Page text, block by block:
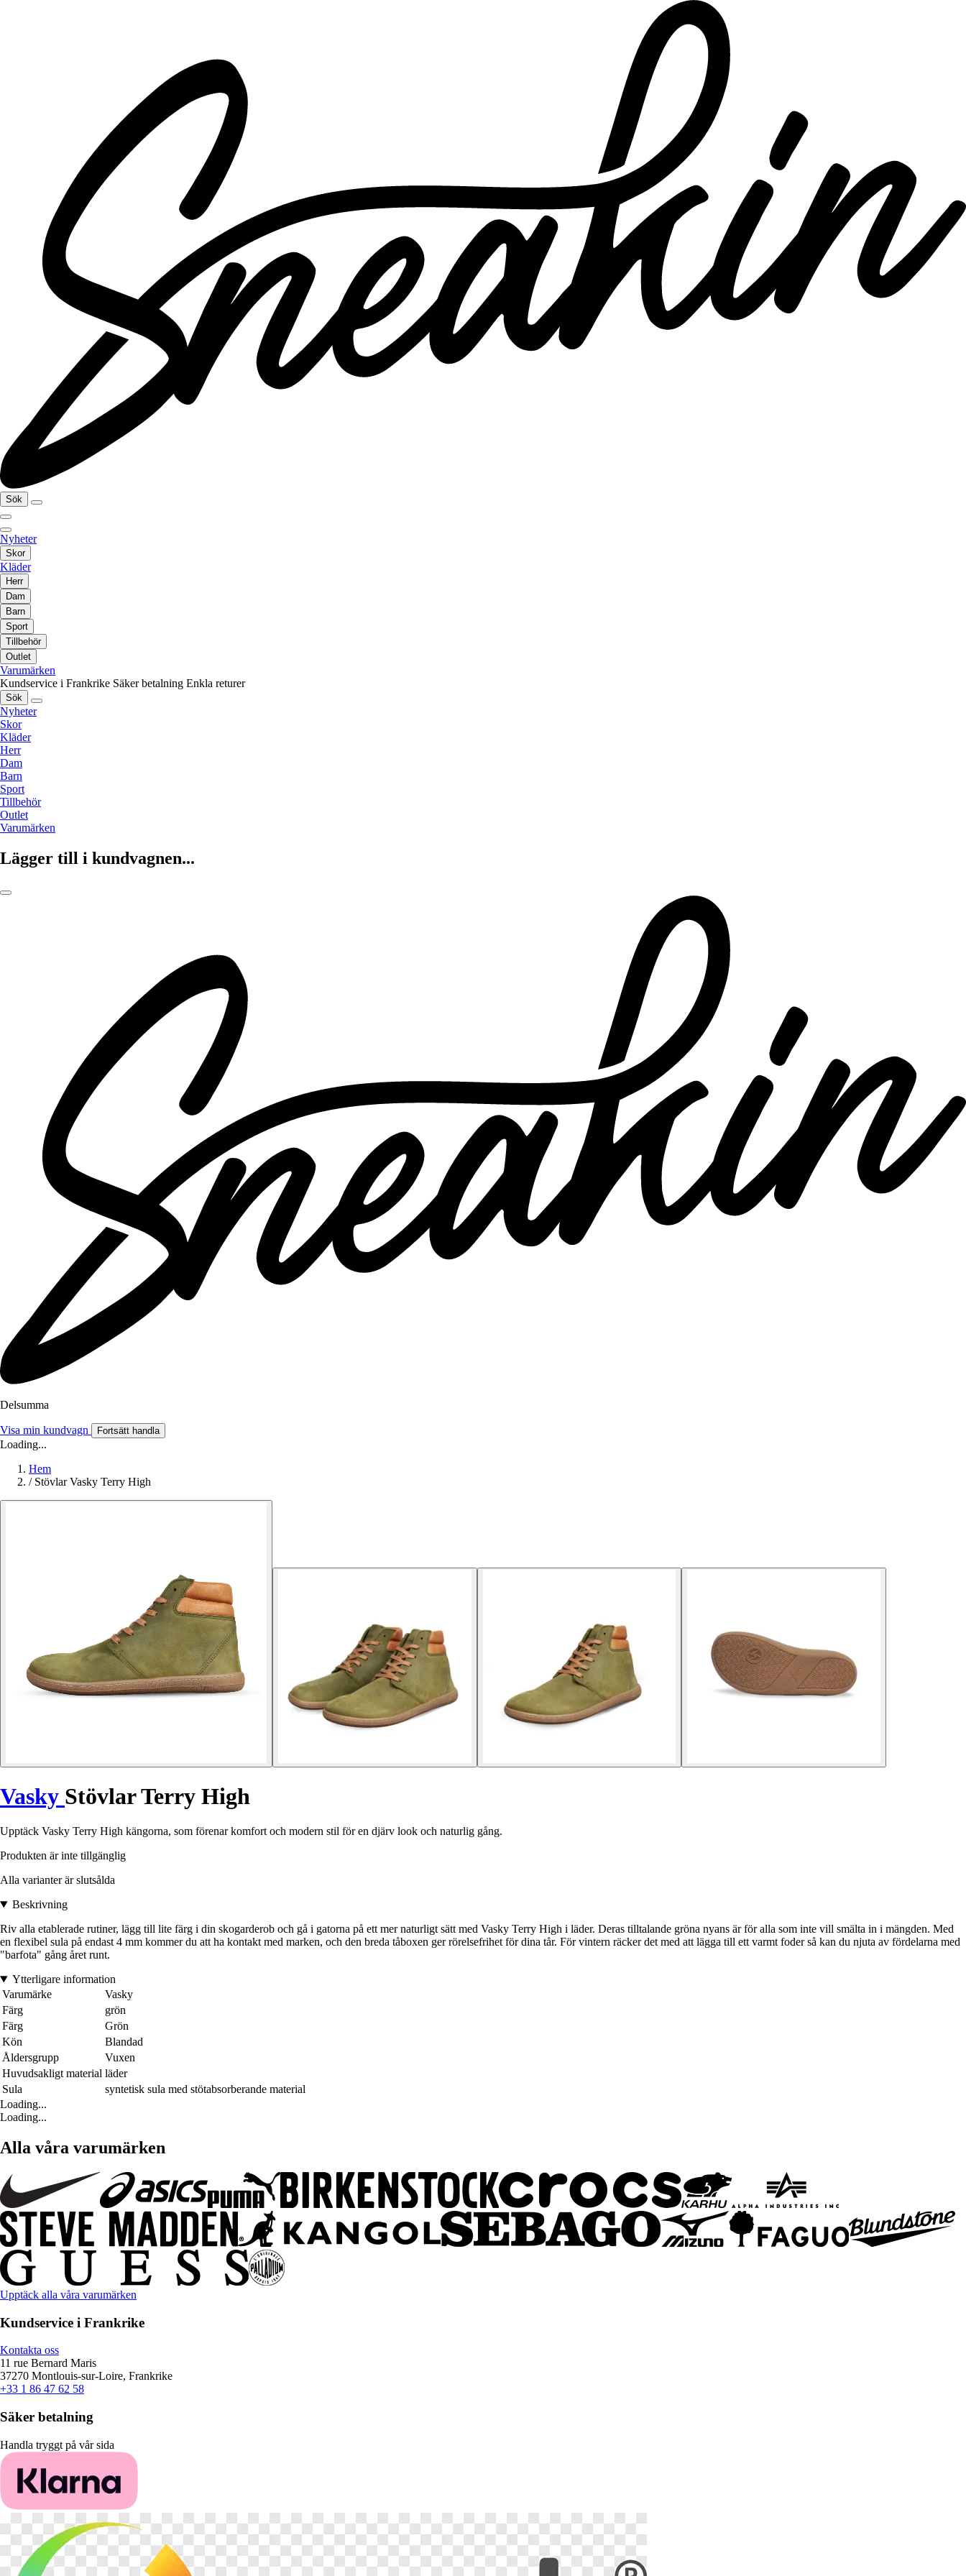
Sök
Nyheter
Skor
Kläder
Herr
Dam
Barn
Sport
Tillbehör
Outlet
Varumärken
Kundservice i Frankrike Säker betalning Enkla returer
Sök
Nyheter
Skor
Kläder
Herr
Dam
Barn
Sport
Tillbehör
Outlet
Varumärken
Lägger till i kundvagnen...
Delsumma
Visa min kundvagn Fortsätt handla
Loading...
Hem
/ Stövlar Vasky Terry High
Vasky Stövlar Terry High
Upptäck Vasky Terry High kängorna, som förenar komfort och modern stil för en djärv look och naturlig gång.
Produkten är inte tillgänglig
Alla varianter är slutsålda
Beskrivning
Riv alla etablerade rutiner, lägg till lite färg i din skogarderob och gå i gatorna på ett mer naturligt sätt med Vasky Terry High i läder. Deras tilltalande gröna nyans är för alla som inte vill smälta in i mängden. Med
en flexibel sula på endast 4 mm kommer du att ha kontakt med marken, och den breda tåboxen ger rörelsefrihet för dina tår. För vintern räcker det med att lägga till ett varmt foder så kan du njuta av fördelarna med
"barfota" gång året runt.
Ytterligare information
Varumärke
Vasky
Färg
grön
Färg
Grön
Kön
Blandad
Åldersgrupp
Vuxen
Huvudsakligt material läder
Sula
syntetisk sula med stötabsorberande material
Loading...
Loading...
Alla våra varumärken
Upptäck alla våra varumärken
Kundservice i Frankrike
Kontakta oss
11 rue Bernard Maris
37270 Montlouis-sur-Loire, Frankrike
+33 1 86 47 62 58
Säker betalning
Handla tryggt på vår sida